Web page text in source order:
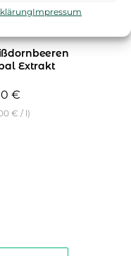
Impressum
Extrakt
€
€ / l)